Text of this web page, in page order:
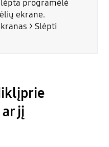
programėlė
ekrane.
> Slėpti
jį